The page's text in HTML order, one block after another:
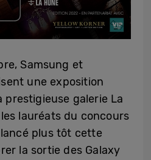
Samsung et
une exposition
prestigieuse galerie La
lauréats du concours
plus tôt cette
la sortie des Galaxy